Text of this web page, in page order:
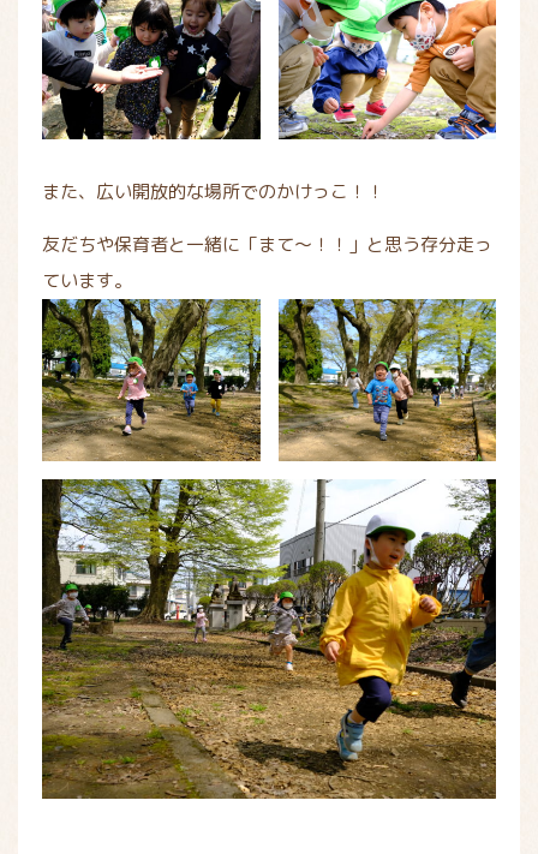
また、広い開放的な場所でのかけっこ！！
友だちや保育者と一緒に「まて～！！」と思う存分走っ
ています。